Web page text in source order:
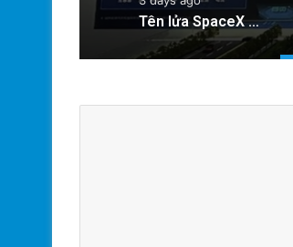
Tên lửa SpaceX chuẩn bị va chạm với Mặt Trăng: Cú sốc vũ trụ sắp xảy ra!